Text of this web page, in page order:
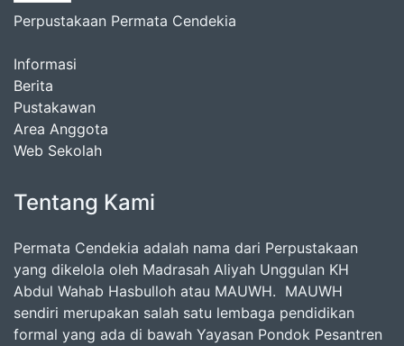
Perpustakaan Permata Cendekia
Informasi
Berita
Pustakawan
Area Anggota
Web Sekolah
Tentang Kami
Permata Cendekia adalah nama dari Perpustakaan
yang dikelola oleh Madrasah Aliyah Unggulan KH
Abdul Wahab Hasbulloh atau MAUWH. MAUWH
sendiri merupakan salah satu lembaga pendidikan
formal yang ada di bawah Yayasan Pondok Pesantren